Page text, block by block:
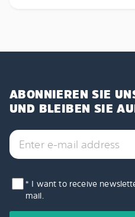
ABONNIEREN SIE
UND BLEIBEN SIE
* I want to receive
mail.